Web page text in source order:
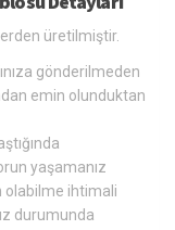
üretilmiştir.
gönderilmeden
emin olunduktan
yaşamanız
olabilme ihtimali
durumunda